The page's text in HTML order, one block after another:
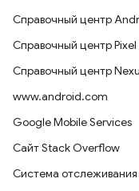
Справочный центр
Справочный центр Pixel
Справочный центр
www.android.com
Google Mobile Services
Сайт Stack Overflow
Система